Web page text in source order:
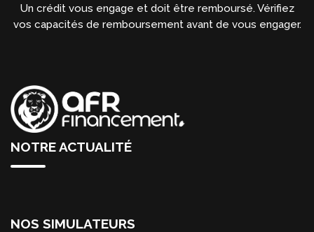
Un crédit vous engage et doit être remboursé. Vérifiez
vos capacités de remboursement avant de vous engager.
NOTRE ACTUALITÉ
NOS SIMULATEURS